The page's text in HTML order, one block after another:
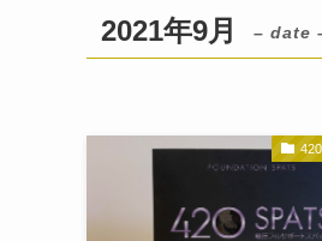
2021年9月 – date